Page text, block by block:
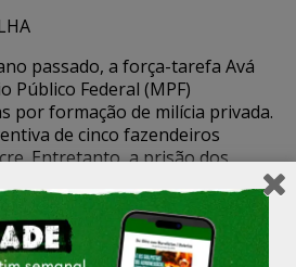
passado, a força-tarefa Avá
Público Federal (MPF)
por formação de milícia privada.
de cinco fazendeiros
Entretanto, a prisão dos
Japonês, Jesus Camacho e
de comandar o ataque,
depois.